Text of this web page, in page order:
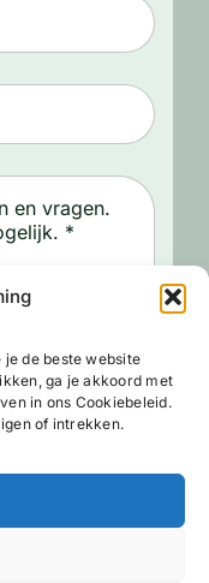
je de beste website
ga je akkoord met
in ons Cookiebeleid.
of intrekken.
Versturen